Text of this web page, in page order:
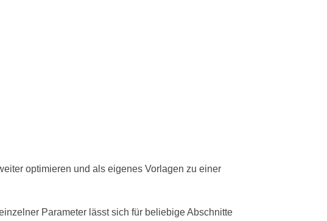
optimieren und als eigenes Vorlagen zu einer
Parameter lässt sich für beliebige Abschnitte